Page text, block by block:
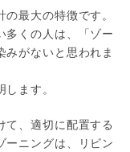
の最大の特徴です。
多くの人は、「ゾー
みがないと思われま
ます。
て、適切に配置する
ーニングは、リビン